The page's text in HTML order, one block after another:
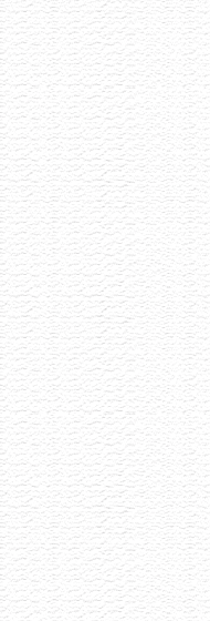
Vás zveme,
kousků